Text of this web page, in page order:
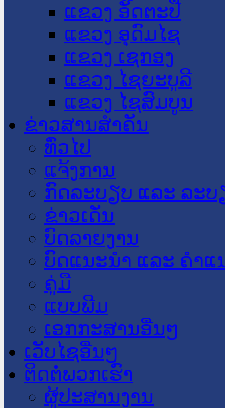
ແຂວງ ອັດຕະປື
ແຂວງ ອຸດົມໄຊ
ແຂວງ ເຊກອງ
ແຂວງ ໄຊຍະບູລີ
ແຂວງ ໄຊສົມບູນ
ຂ່າວສານສໍາຄັນ
​ທົ່ວ​ໄປ
ແຈ້ງການ
ກົດລະບຽບ ແລະ ລະບ
ຂ່າວເດັ່ນ
ບົດລາຍງານ
ບົດແນະນໍາ ແລະ ຄໍາແ
ຄູ່ມື
ແບບພີມ
ເອກກະສານອື່ນໆ
ເວັບໄຊອື່ນໆ
ຕິດຕໍ່ພວກເຮົາ
ຜູ້ປະສານງານ